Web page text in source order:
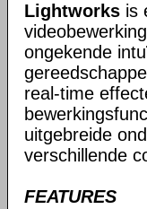
Lightworks is
ongekende
real-time
uitgebreide
verschillende
FEATURES